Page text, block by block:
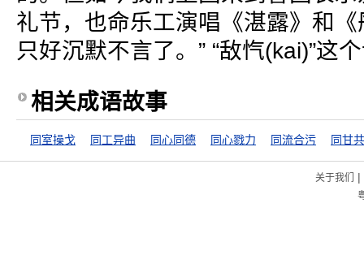
礼节，也命乐工演唱《湛露》和
只好沉默不言了。” “敌忾(kai)”这
相关成语故事
同室操戈 同工异曲 同心同德 同心戮力 同流合污 同甘
关于我们 |